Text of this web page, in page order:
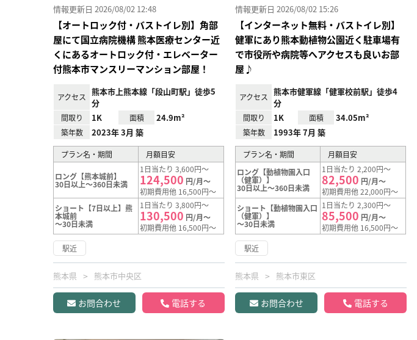
情報更新日 2026/08/02 12:48
【オートロック付・バストイレ別】角部
屋にて国立病院機構 熊本医療センター近
くにあるオートロック付・エレベーター
付熊本市マンスリーマンション部屋！
アクセス
熊本市上熊本線「段山町駅」徒歩5
分
間取り 1K 面積 24.9m²
築年数 2023年 3月 築
プラン名・期間 月額目安
ロング【熊本城前】
30日以上～360日未満
1日当たり 3,600円～
124,500 円/月～
初期費用他 16,500円～
ショート【7日以上】熊
本城前
～30日未満
1日当たり 3,800円～
130,500 円/月～
初期費用他 16,500円～
駅近
熊本県 熊本市中央区
お問合わせ 電話する
情報更新日 2026/08/02 15:26
【インターネット無料・バストイレ別】
健軍にあり熊本動植物公園近く駐車場有
で市役所や病院等へアクセスも良いお部
屋♪
アクセス
熊本市健軍線「健軍校前駅」徒歩4
分
間取り 1K 面積 34.05m²
築年数 1993年 7月 築
プラン名・期間
月額目安
ロング【動植物園入口
（健軍）】
30日以上～360日未満
1日当たり 2,200円～
82,500 円/月～
初期費用他 22,000円～
ショート【動植物園入口
（健軍）】
～30日未満
1日当たり 2,300円～
85,500 円/月～
初期費用他 16,500円～
駅近
熊本県 熊本市東区
お問合わせ 電話する